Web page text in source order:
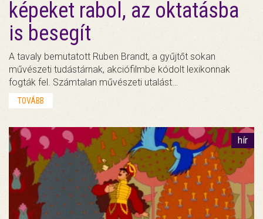
képeket rabol, az oktatásba
is besegít
A tavaly bemutatott Ruben Brandt, a gyűjtőt sokan
művészeti tudástárnak, akciófilmbe kódolt lexikonnak
fogták fel. Számtalan művészeti utalást…
TOVÁBB
hír